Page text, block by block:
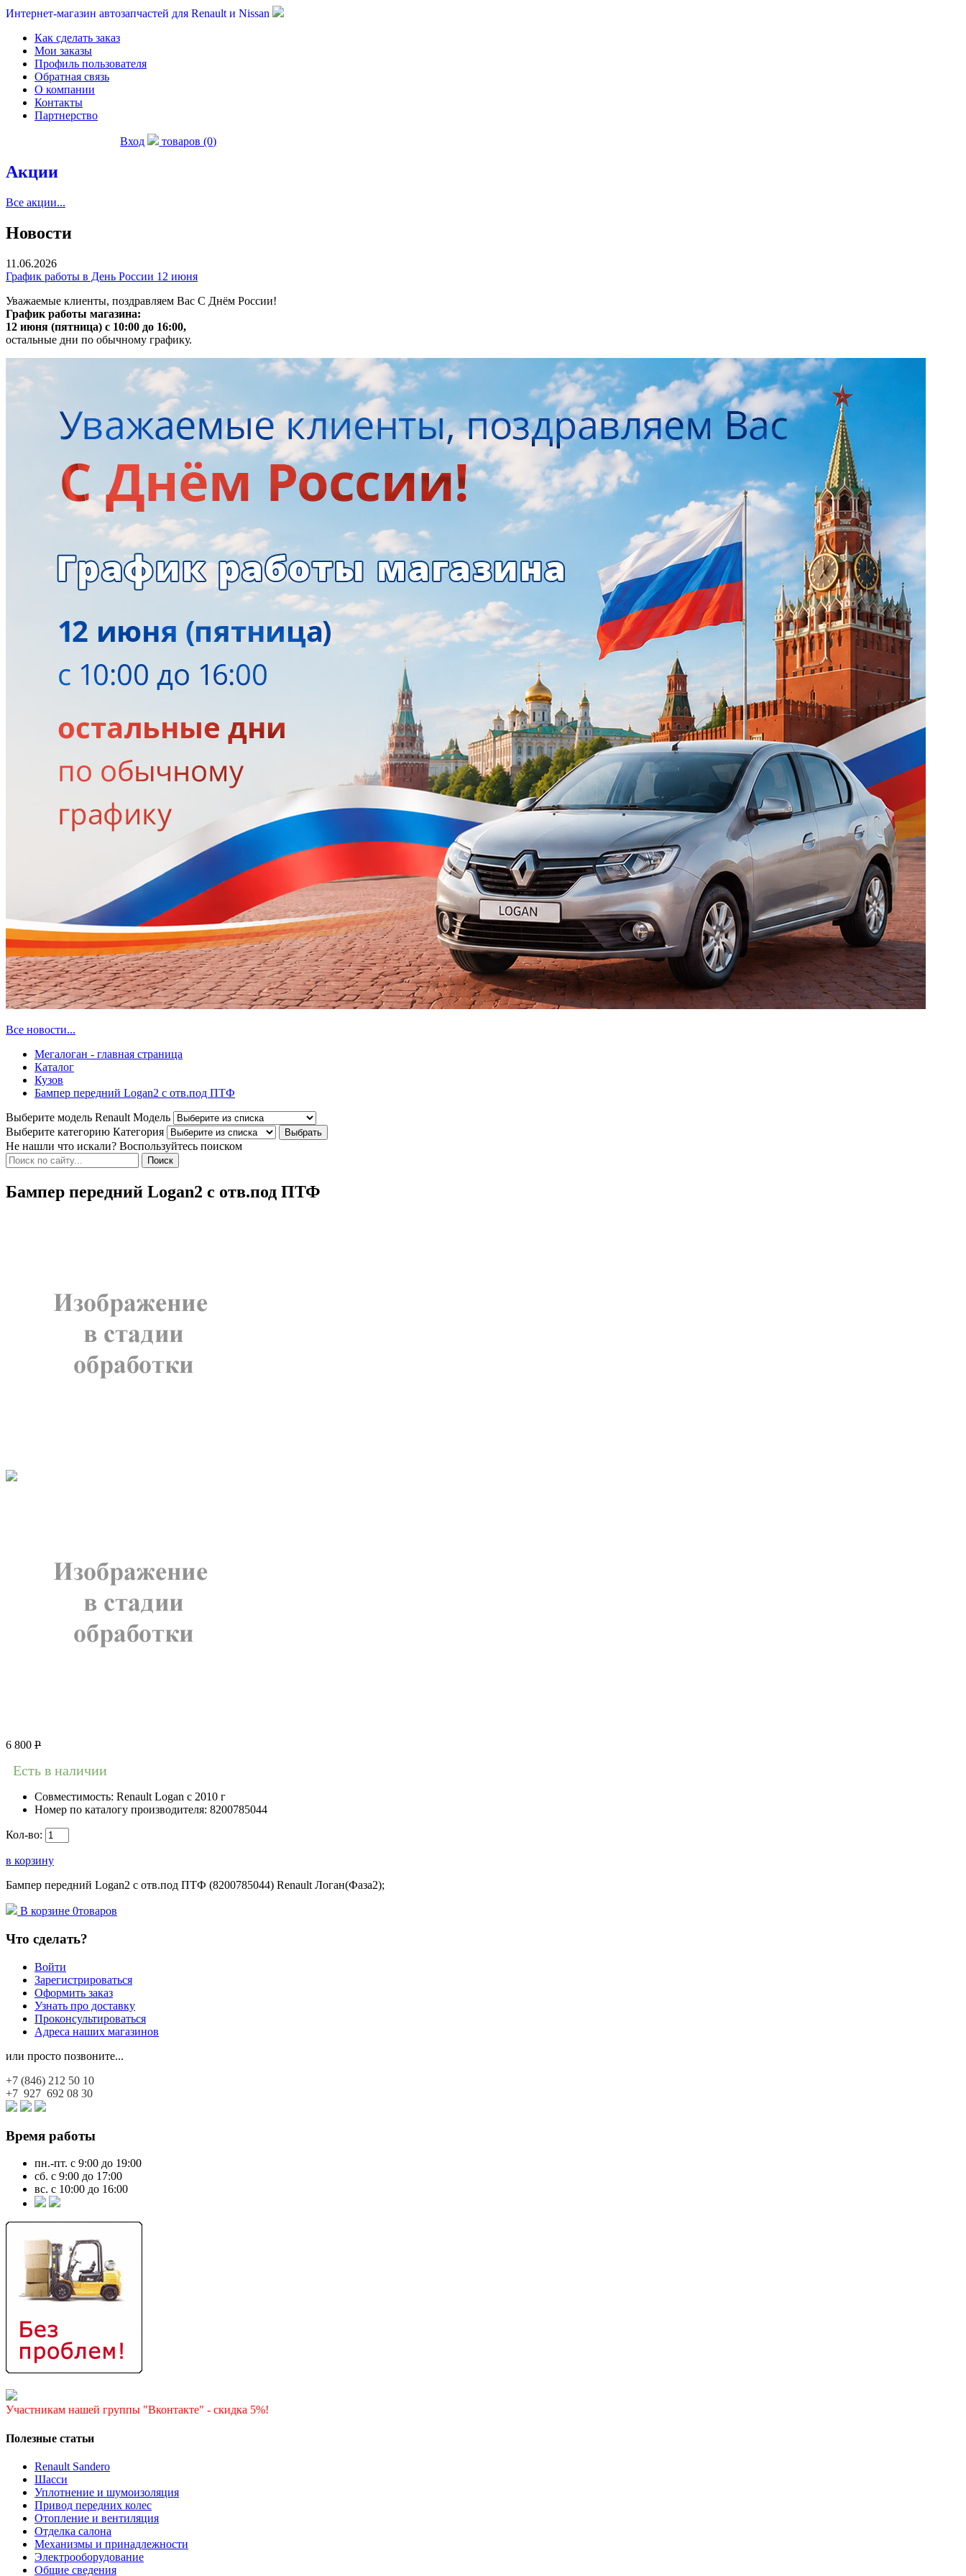
Интернет-магазин автозапчастей для Renault и Nissan
Как сделать заказ
Мои заказы
Профиль пользователя
Обратная связь
О компании
Контакты
Партнерство
Вход товаров (0)
Акции
Все акции...
Новости
11.06.2026
График работы в День России 12 июня
Уважаемые клиенты, поздравляем Вас С Днём России!
График работы магазина:
12 июня (пятница) с 10:00 до 16:00,
остальные дни по обычному графику.
Все новости...
Мегалоган - главная страница
Каталог
Кузов
Бампер передний Logan2 с отв.под ПТФ
Выберите модель Renault Модель
Выберите категорию Категория
Не нашли что искали? Воспользуйтесь поиском
Бампер передний Logan2 с отв.под ПТФ
6 800 Р
Есть в наличии
Совместимость: Renault Logan c 2010 г
Номер по каталогу производителя: 8200785044
Кол-во:
в корзину
Бампер передний Logan2 с отв.под ПТФ (8200785044) Renault Логан(Фаза2);
В корзине 0товаров
Что сделать?
Войти
Зарегистрироваться
Оформить заказ
Узнать про доставку
Проконсультироваться
Адреса наших магазинов
или просто позвоните...
+7 (846) 212 50 10
+7 927 692 08 30
Время работы
пн.-пт. с 9:00 до 19:00
сб. с 9:00 до 17:00
вс. с 10:00 до 16:00
Участникам нашей группы "Вконтакте" - скидка 5%!
Полезные статьи
Renault Sandero
Шасси
Уплотнение и шумоизоляция
Привод передних колес
Отопление и вентиляция
Отделка салона
Механизмы и принадлежности
Электрооборудование
Общие сведения